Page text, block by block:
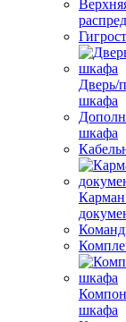
Дверь/
шкафа
шкафа
Карман
шкафа